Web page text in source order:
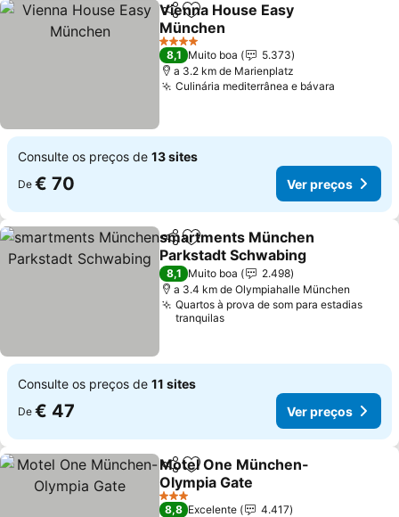
PartilharAdicionar aos favoritos
Vienna House Easy
München
Ver preços
4 Estrelas
8,1 Muito boa
5.373
a 3.2 km de Marienplatz
Culinária mediterrânea e bávara
Consulte os preços de 13 sites
De € 70 Ver preços
PartilharAdicionar aos favoritos
smartments München
Parkstadt Schwabing
Ver preços
8,1 Muito boa
2.498
a 3.4 km de Olympiahalle München
Quartos à prova de som para estadias
tranquilas
Consulte os preços de 11 sites
De € 47 Ver preços
PartilharAdicionar aos favoritos
Motel One München-
Olympia Gate
Ver preços
3 Estrelas
8,8 Excelente
4.417